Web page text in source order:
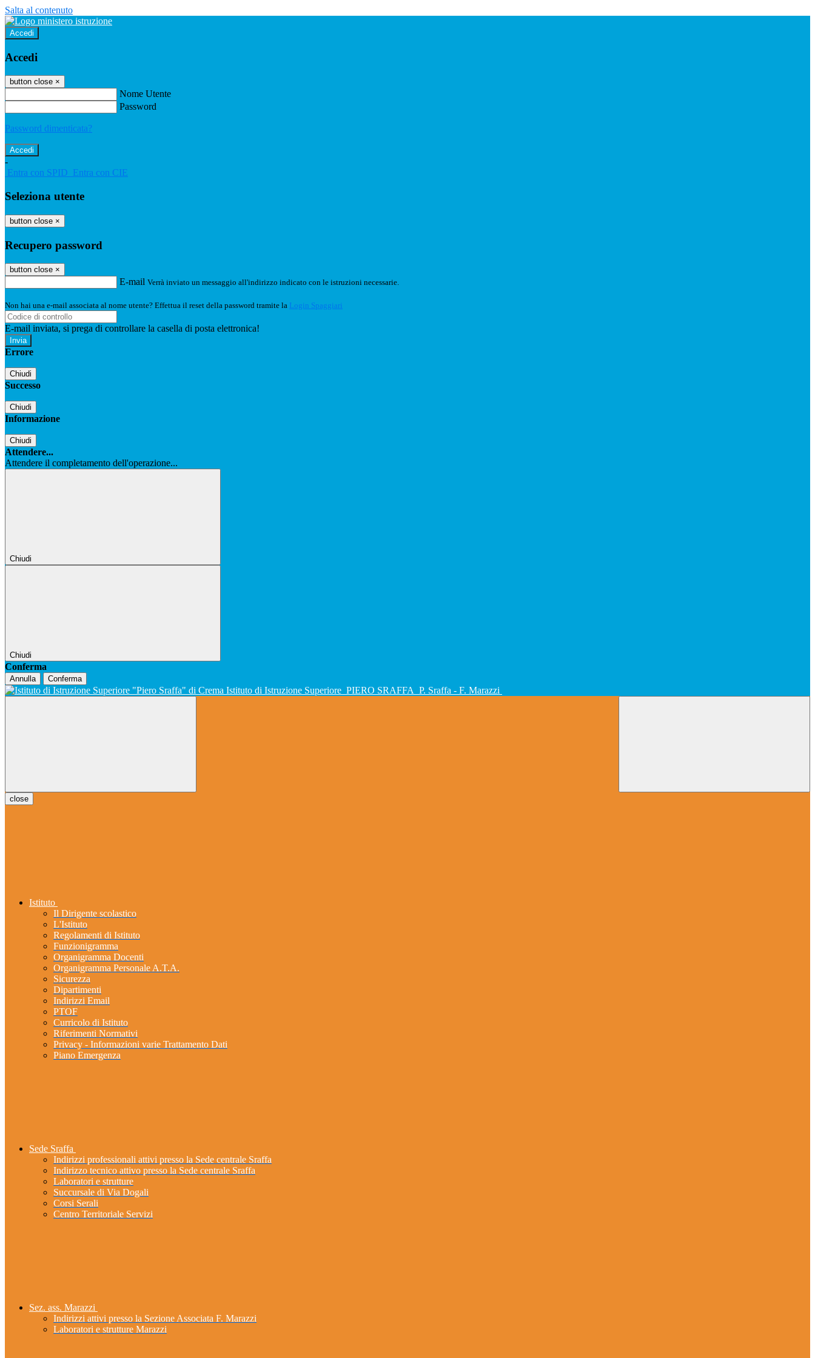
Salta al contenuto
Accedi
Accedi
button close ×
Nome Utente
Password
Password dimenticata?
-
Entra con SPID Entra con CIE
Seleziona utente
button close ×
Recupero password
button close ×
E-mail Verrà inviato un messaggio all'indirizzo indicato con le istruzioni necessarie.
Non hai una e-mail associata al nome utente? Effettua il reset della password tramite la Login Spaggiari
E-mail inviata, si prega di controllare la casella di posta elettronica!
Errore
Chiudi
Successo
Chiudi
Informazione
Chiudi
Attendere...
Attendere il completamento dell'operazione...
Chiudi
Chiudi
Conferma
Annulla Conferma
Istituto di Istruzione Superiore PIERO SRAFFA P. Sraffa - F. Marazzi
close
Istituto
Il Dirigente scolastico
L'Istituto
Regolamenti di Istituto
Funzionigramma
Organigramma Docenti
Organigramma Personale A.T.A.
Sicurezza
Dipartimenti
Indirizzi Email
PTOF
Curricolo di Istituto
Riferimenti Normativi
Privacy - Informazioni varie Trattamento Dati
Piano Emergenza
Sede Sraffa
Indirizzi professionali attivi presso la Sede centrale Sraffa
Indirizzo tecnico attivo presso la Sede centrale Sraffa
Laboratori e strutture
Succursale di Via Dogali
Corsi Serali
Centro Territoriale Servizi
Sez. ass. Marazzi
Indirizzi attivi presso la Sezione Associata F. Marazzi
Laboratori e strutture Marazzi